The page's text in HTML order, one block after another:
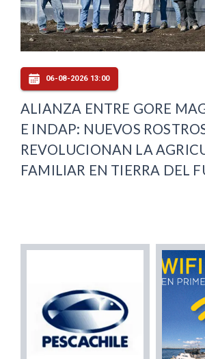
06-08-2026 13:00
ALIANZA ENTRE GORE
E INDAP: NUEVOS
REVOLUCIONAN LA
FAMILIAR EN TIERRA DEL